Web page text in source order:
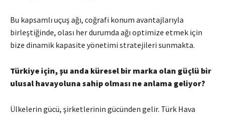
Bu kapsamlı uçuş ağı, coğrafi konum avantajlarıyla
birleştiğinde, olası her durumda ağı optimize etmek için
bize dinamik kapasite yönetimi stratejileri sunmakta.
Türkiye için, şu anda küresel bir marka olan güçlü bir
ulusal havayoluna sahip olması ne anlama geliyor?
Ülkelerin gücü, şirketlerinin gücünden gelir. Türk Hava